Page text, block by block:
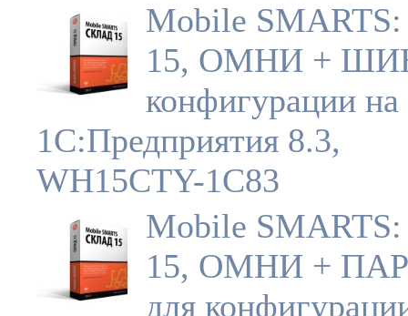
Mobile
15, ОМНИ +
конфигурации на
1С:Предприятия 8.3,
WH15CTY-1C83
Mobile
15, ОМНИ +
для